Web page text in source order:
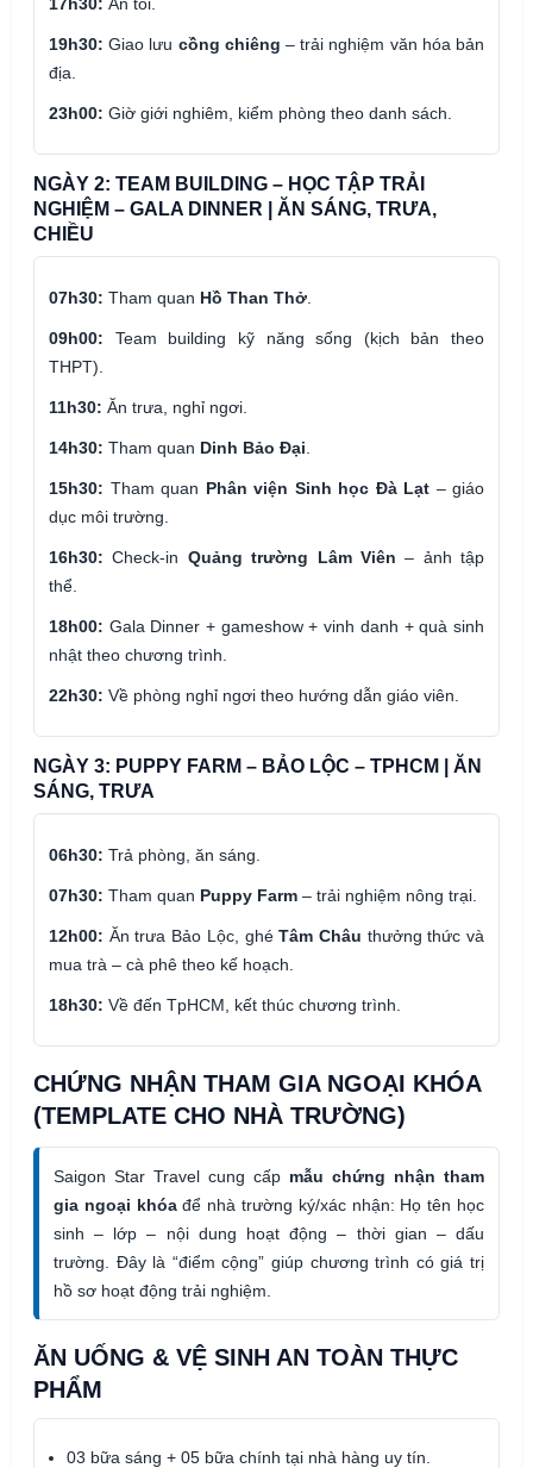
19h30: Giao lưu cồng chiêng – trải nghiệm văn hóa bản
địa.
23h00: Giờ giới nghiêm, kiểm phòng theo danh sách.
NGÀY 2: TEAM BUILDING – HỌC TẬP TRẢI
NGHIỆM – GALA DINNER | ĂN SÁNG, TRƯA,
CHIỀU
07h30: Tham quan Hồ Than Thở
09h00: Team building kỹ năng sống (kịch bản theo
THPT).
11h30: Ăn trưa, nghỉ ngơi.
14h30: Tham quan Dinh Bảo Đại
15h30: Tham quan Phân viện Sinh học Đà Lạt – giáo
dục môi trường.
16h30: Check-in Quảng trường Lâm Viên – ảnh tập
thể.
18h00: Gala Dinner + gameshow + vinh danh + quà sinh
nhật theo chương trình.
22h30: Về phòng nghỉ ngơi theo hướng dẫn giáo viên.
NGÀY 3: PUPPY FARM – BẢO LỘC – TPHCM | ĂN
SÁNG, TRƯA
06h30: Trả phòng, ăn sáng.
07h30: Tham quan Puppy Farm – trải nghiệm nông trại.
12h00: Ăn trưa Bảo Lộc, ghéTâm Châu thưởng thức và
mua trà – cà phê theo kế hoạch.
18h30: Về đến TpHCM, kết thúc chương trình.
CHỨNG NHẬN THAM GIA NGOẠI KHÓA
(TEMPLATE CHO NHÀ TRƯỜNG)
Saigon Star Travel cung cấp mẫu chứng nhận tham
gia ngoại khóađể nhà trường ký/xác nhận: Họ tên học
sinh – lớp – nội dung hoạt động – thời gian – dấu
trường. Đây là “điểm cộng” giúp chương trình có giá trị
hồ sơ hoạt động trải nghiệm.
ĂN UỐNG & VỆ SINH AN TOÀN THỰC
PHẨM
03 bữa sáng + 05 bữa chính tại nhà hàng uy tín.